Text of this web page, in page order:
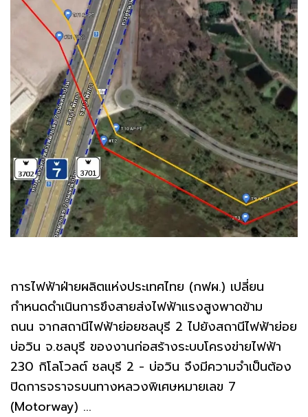
การไฟฟ้าฝ่ายผลิตแห่งประเทศไทย (กฟผ.) เปลี่ยน
กำหนดดำเนินการขึงสายส่งไฟฟ้าแรงสูงพาดข้าม
ถนน จากสถานีไฟฟ้าย่อยชลบุรี 2 ไปยังสถานีไฟฟ้าย่อย
บ่อวิน จ.ชลบุรี ของงานก่อสร้างระบบโครงข่ายไฟฟ้า
230 กิโลโวลต์ ชลบุรี 2 - บ่อวิน จึงมีความจำเป็นต้อง
ปิดการจราจรบนทางหลวงพิเศษหมายเลข 7
(Motorway) ...